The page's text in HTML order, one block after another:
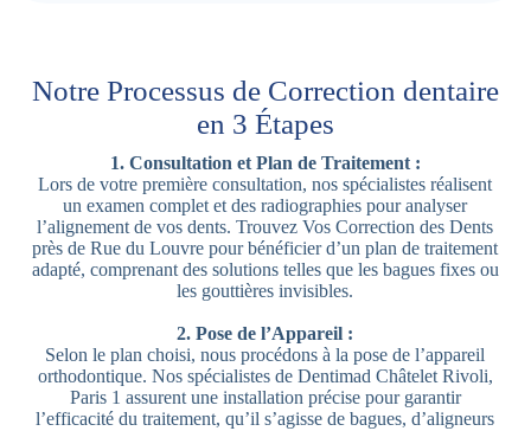
Notre Processus de Correction dentaire
en 3 Étapes
1. Consultation et Plan de Traitement :
Lors de votre première consultation, nos spécialistes réalisent
un examen complet et des radiographies pour analyser
l’alignement de vos dents. Trouvez Vos Correction des Dents
près de Rue du Louvre pour bénéficier d’un plan de traitement
adapté, comprenant des solutions telles que les bagues fixes ou
les gouttières invisibles.
2. Pose de l’Appareil :
Selon le plan choisi, nous procédons à la pose de l’appareil
orthodontique. Nos spécialistes de Dentimad Châtelet Rivoli,
Paris 1 assurent une installation précise pour garantir
l’efficacité du traitement, qu’il s’agisse de bagues, d’aligneurs